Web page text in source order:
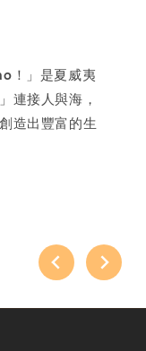
！」是夏威夷
連接人與海，
造出豐富的生